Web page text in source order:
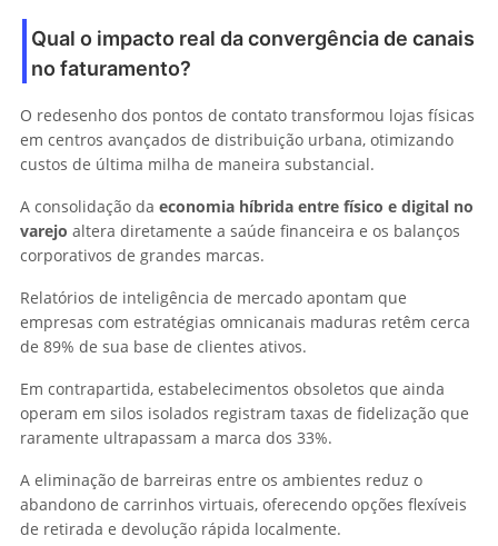
Qual o impacto real da convergência de canais
no faturamento?
O redesenho dos pontos de contato transformou lojas físicas
em centros avançados de distribuição urbana, otimizando
custos de última milha de maneira substancial.
A consolidação da economia híbrida entre físico e digital no
varejo altera diretamente a saúde financeira e os balanços
corporativos de grandes marcas.
Relatórios de inteligência de mercado apontam que
empresas com estratégias omnicanais maduras retêm cerca
de 89% de sua base de clientes ativos.
Em contrapartida, estabelecimentos obsoletos que ainda
operam em silos isolados registram taxas de fidelização que
raramente ultrapassam a marca dos 33%.
A eliminação de barreiras entre os ambientes reduz o
abandono de carrinhos virtuais, oferecendo opções flexíveis
de retirada e devolução rápida localmente.